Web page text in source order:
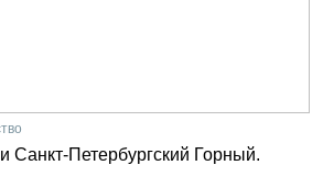
Санкт-Петербургский Горный.